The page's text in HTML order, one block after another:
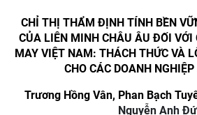
CHỈ THỊ THẨM ĐỊNH TÍNH BỀN
CỦA LIÊN MINH CHÂU ÂU ĐỐI VỚI
MAY VIỆT NAM: THÁCH THỨC VÀ
CHO CÁC DOANH
Trương Hồng Vân, Phan Bạch
Nguyễn Anh